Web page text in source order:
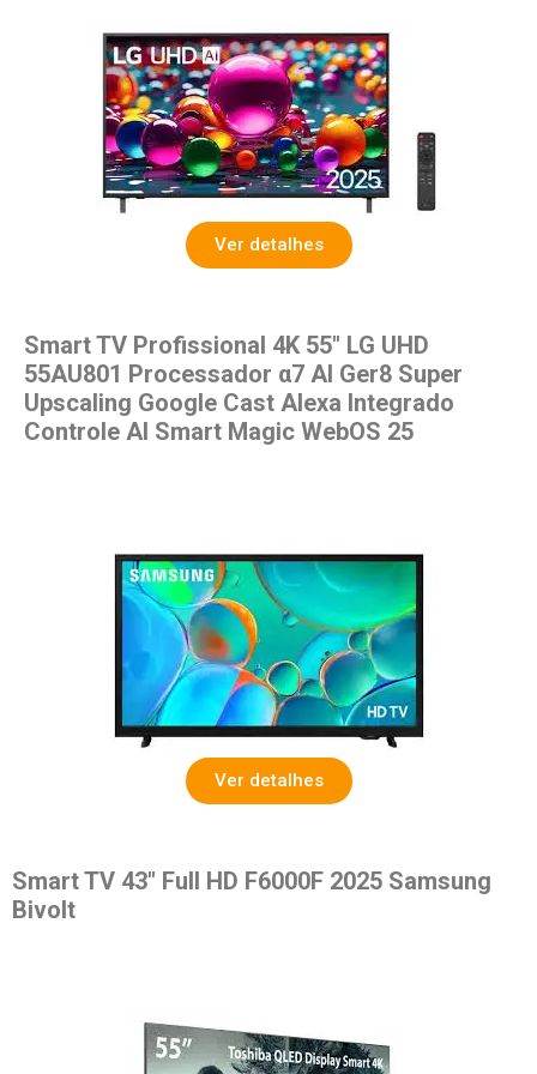
Ver detalhes
Smart TV Profissional 4K 55″ LG UHD
55AU801 Processador α7 AI Ger8 Super
Upscaling Google Cast Alexa Integrado
Controle AI Smart Magic WebOS 25
Ver detalhes
Smart TV 43″ Full HD F6000F 2025 Samsung
Bivolt